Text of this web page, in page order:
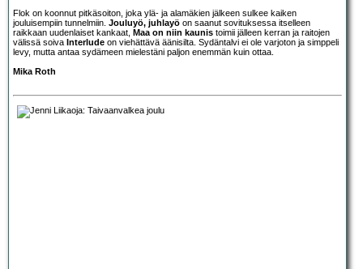
Flok on koonnut pitkäsoiton, joka ylä- ja alamäkien jälkeen sulkee kaiken
jouluisempiin tunnelmiin. Jouluyö, juhlayö on saanut sovituksessa itselleen
raikkaan uudenlaiset kankaat, Maa on niin kaunis toimii jälleen kerran ja raitojen
välissä soiva Interlude on viehättävä äänisilta. Sydäntalvi ei ole varjoton ja simppeli
levy, mutta antaa sydämeen mielestäni paljon enemmän kuin ottaa.
Mika Roth